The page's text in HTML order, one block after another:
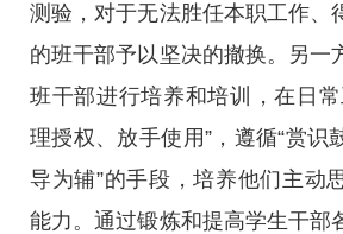
测验，对于无法胜任本职工作、
的班干部予以坚决的撤换。另一
班干部进行培养和培训，在日
理授权、放手使用”，遵循“赏识
导为辅”的手段，培养他们主动
能力。通过锻炼和提高学生干部